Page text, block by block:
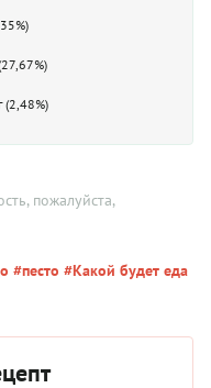
(2,48%)
пожалуйста,
#песто #Какой будет еда